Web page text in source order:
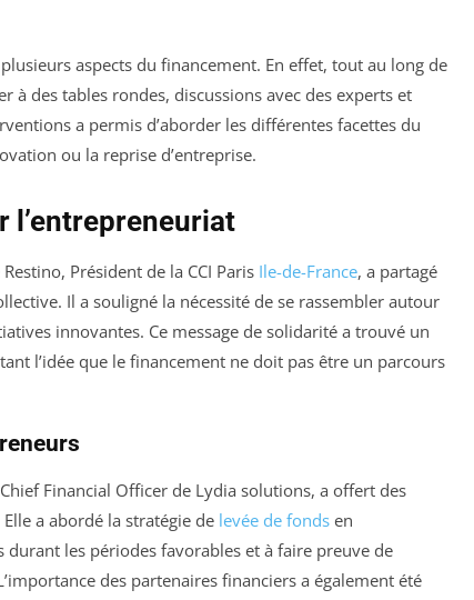
aspects du financement. En effet, tout au long de
à des tables rondes, discussions avec des experts et
a permis d’aborder les différentes facettes du
ou la reprise d’entreprise.
Président de la CCI Paris Ile-de-France, a partagé
Il a souligné la nécessité de se rassembler autour
innovantes. Ce message de solidarité a trouvé un
l’idée que le financement ne doit pas être un parcours
Financial Officer de Lydia solutions, a offert des
a abordé la stratégie de levée de fonds en
les périodes favorables et à faire preuve de
des partenaires financiers a également été